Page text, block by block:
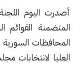
اللجنة العليا
القوائم النهائية
السورية التي
مجلس الشعب